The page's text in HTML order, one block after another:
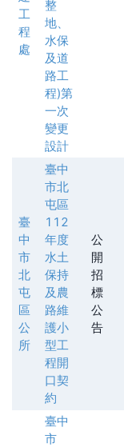
工
程
處
整
地、
水保
及道
路工
程)第
一次
變更
設計
臺
中
市
北
屯
區
公
所
臺中
市北
屯區
112
年度
水土
保持
及農
路維
護小
型工
程開
口契
約
公
開
招
標
公
告
臺中
市